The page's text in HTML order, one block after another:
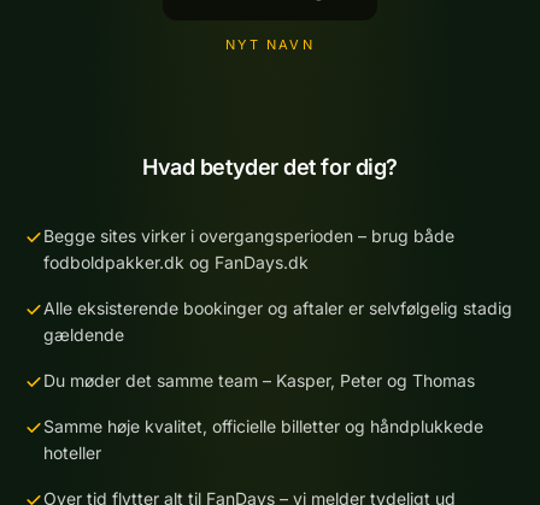
NYT NAVN
Hvad betyder det for dig?
Begge sites virker i overgangsperioden – brug både
fodboldpakker.dk og FanDays.dk
Alle eksisterende bookinger og aftaler er selvfølgelig stadig
gældende
Du møder det samme team – Kasper, Peter og Thomas
Samme høje kvalitet, officielle billetter og håndplukkede
hoteller
Over tid flytter alt til FanDays – vi melder tydeligt ud